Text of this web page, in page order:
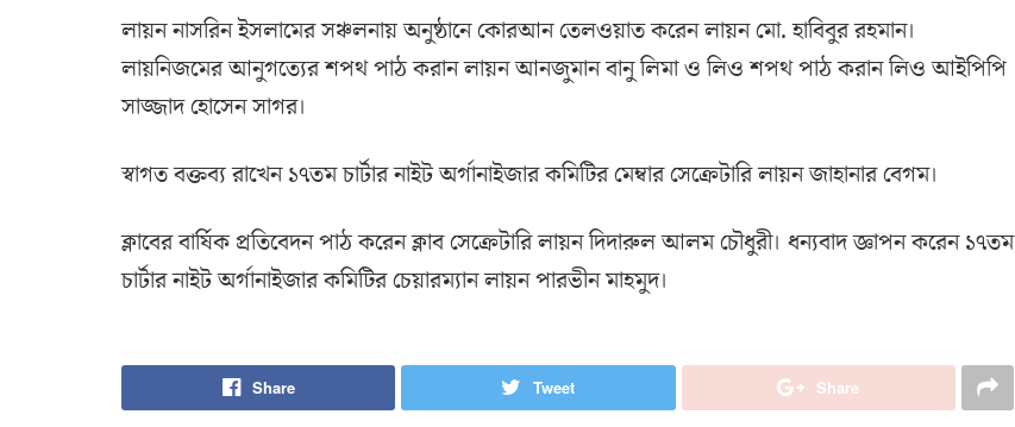
লায়ন নাসরিন ইসলামের সঞ্চলনায় অনুষ্ঠানে কোরআন তেলওয়াত করেন লায়ন মো. হাবিবুর রহমান।
লায়নিজমের আনুগত্যের শপথ পাঠ করান লায়ন আনজুমান বানু লিমা ও লিও শপথ পাঠ করান লিও আইপিপি
সাজ্জাদ হোসেন সাগর।
স্বাগত বক্তব্য রাখেন ১৭তম চার্টার নাইট অর্গানাইজার কমিটির মেম্বার সেক্রেটারি লায়ন জাহানার বেগম।
ক্লাবের বার্ষিক প্রতিবেদন পাঠ করেন ক্লাব সেক্রেটারি লায়ন দিদারুল আলম চৌধুরী। ধন্যবাদ জ্ঞাপন করেন ১৭তম
চার্টার নাইট অর্গানাইজার কমিটির চেয়ারম্যান লায়ন পারভীন মাহমুদ।
Share Tweet Share